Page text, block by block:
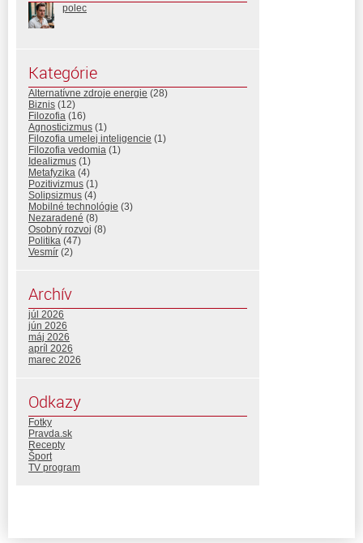
polec
Kategórie
Alternatívne zdroje energie (28)
Biznis (12)
Filozofia (16)
Agnosticizmus (1)
Filozofia umelej inteligencie (1)
Filozofia vedomia (1)
Idealizmus (1)
Metafyzika (4)
Pozitivizmus (1)
Solipsizmus (4)
Mobilné technológie (3)
Nezaradené (8)
Osobný rozvoj (8)
Politika (47)
Vesmír (2)
Archív
júl 2026
jún 2026
máj 2026
apríl 2026
marec 2026
Odkazy
Fotky
Pravda.sk
Recepty
Šport
TV program